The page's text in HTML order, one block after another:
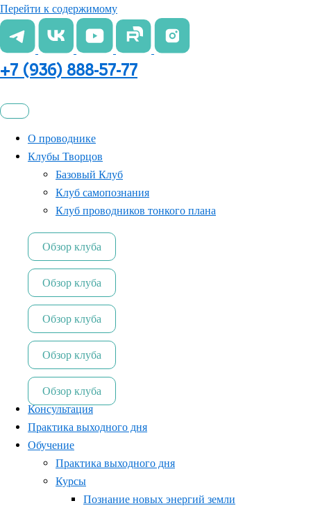
Перейти к содержимому
+7 (936) 888-57-77
О проводнике
Клубы Творцов
Базовый Клуб
Клуб самопознания
Клуб проводников тонкого плана
Обзор клуба
Обзор клуба
Обзор клуба
Обзор клуба
Обзор клуба
Консультация
Практика выходного дня
Обучение
Практика выходного дня
Курсы
Познание новых энергий земли